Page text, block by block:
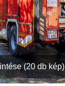
(20 db kép)